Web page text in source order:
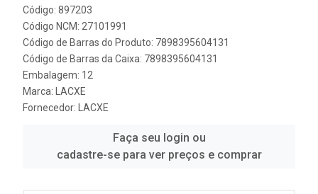
Código: 897203
Código NCM: 27101991
Código de Barras do Produto: 7898395604131
Código de Barras da Caixa: 7898395604131
Embalagem: 12
Marca:
LACXE
Fornecedor:
LACXE
Faça seu login ou
cadastre-se para ver preços e comprar